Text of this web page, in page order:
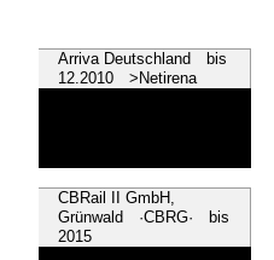
Arriva Deutschland bis
12.2010 >Netirena
CBRail II GmbH,
Grünwald ·CBRG· bis
2015